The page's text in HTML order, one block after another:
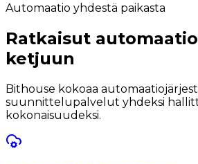
Automaatio yhdestä paikasta
Ratkaisut
ketjuun
Bithouse kokoaa
suunnittelupalvelut yhdeksi
kokonaisuudeksi.